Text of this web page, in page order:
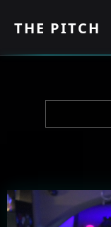
THE PITCH